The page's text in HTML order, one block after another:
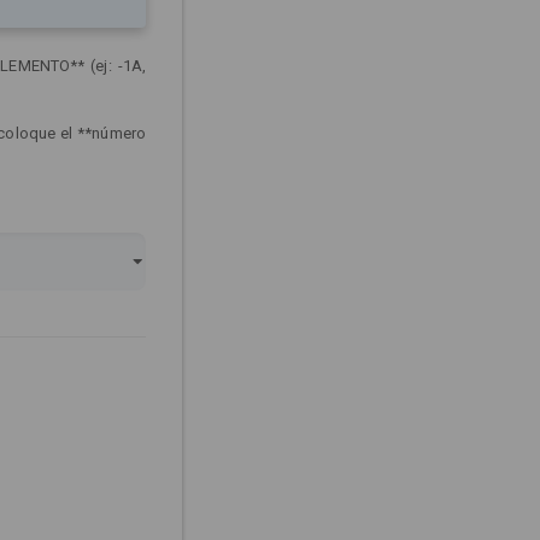
(ej: -1A,
el **número